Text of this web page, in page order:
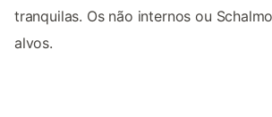
tranquilas. Os não internos ou
alvos.